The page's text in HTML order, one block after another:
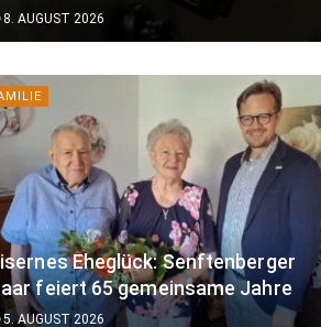
8. AUGUST 2026
Eheglück: Senftenberger
feiert 65 gemeinsame Jahre
5. AUGUST 2026